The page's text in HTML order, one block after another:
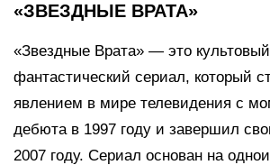
«ЗВЕЗДНЫЕ ВРАТА»
«Звездные Врата» — это
фантастический сериал, который
явлением в мире телевидения с
дебюта в 1997 году и завершил
2007 году. Сериал основан на